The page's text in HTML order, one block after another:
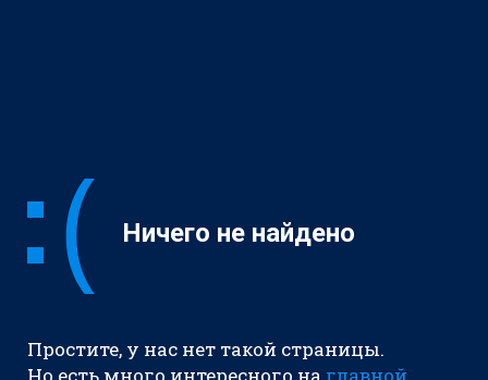
Ничего не найдено
Простите, у нас нет такой страницы.
Но есть много интересного на главной